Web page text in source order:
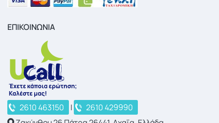
ΕΠΙΚΟΙΝΩΝΙΑ
2610 463150 |
2610 429990